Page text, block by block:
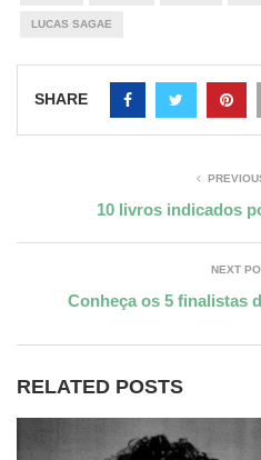
LUCAS SAGAE
SHARE
10 livros indicados
NEXT
Conheça os 5 finalistas
RELATED POSTS